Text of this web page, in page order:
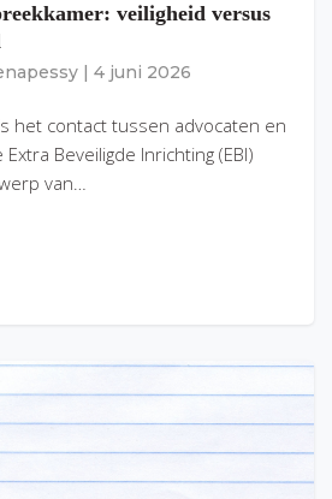
veiligheid versus
4 juni 2026
het contact tussen advocaten en
Beveiligde Inrichting (EBI)
van…